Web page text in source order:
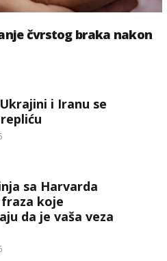
čvrstog braka nakon
i Iranu se
sa Harvarda
koje
da je vaša veza